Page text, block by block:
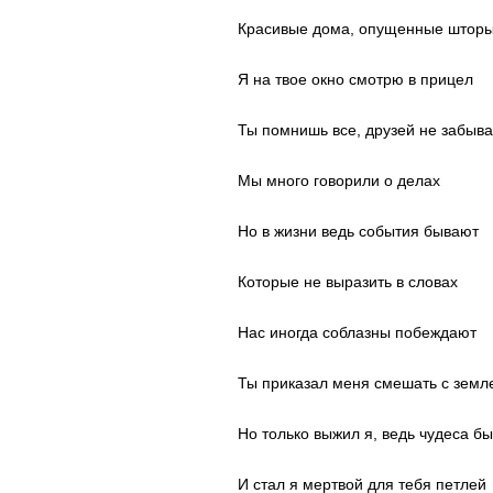
Красивые дома, опущенные
Я на твое окно смотрю в прицел
Ты помнишь все, друзей не
Мы много говорили о делах
Но в жизни ведь события бывают
Которые не выразить в словах
Нас иногда соблазны побеждают
Ты приказал меня смешать с
Но только выжил я, ведь чудеса
И стал я мертвой для тебя петлей